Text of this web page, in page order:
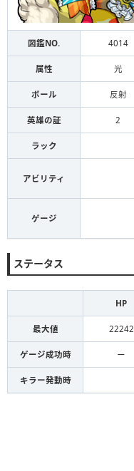
図鑑NO. 4014
属性 光
ボール 反射
英雄の証 2
ラック
アビリティ
ゲージ
ステータス
HP
最大値 22242
ゲージ成功時 ー
キラー発動時